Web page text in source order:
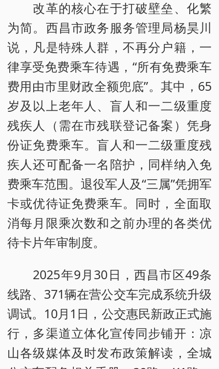
改革的核心在于打破壁垒、化繁
为简。西昌市政务服务管理局杨昊川
说，凡是特殊人群，不再分户籍，一
律享受免费乘车待遇，“所有免费乘车
费用由市里财政全额兜底”。其中，65
岁及以上老年人、盲人和一二级重度
残疾人（需在市残联登记备案）凭身
份证免费乘车。盲人和一二级重度残
疾人还可配备一名陪护，同样纳入免
费乘车范围。退役军人及“三属”凭拥军
卡或优待证免费乘车。同时，全面取
消每月限乘次数和之前办理的各类优
待卡片年审制度。
2025年9月30日，西昌市区49条
线路、371辆在营公交车完成系统升级
调试。10月1日，公交惠民新政正式施
行，多渠道立体化宣传同步铺开：凉
山各级媒体及时发布政策解读，全城